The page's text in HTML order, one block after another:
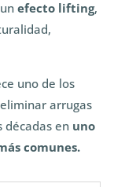
efecto lifting,
uno de los
arrugas
décadas en uno
comunes.